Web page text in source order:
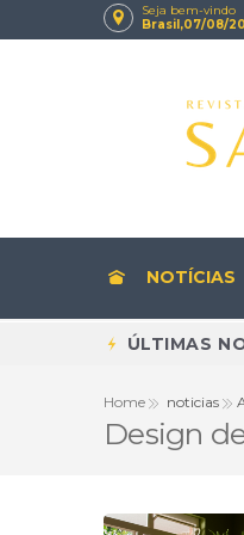
Seja bem-vindo
Brasil,07/08/
NOTÍCIAS
ÚLTIMAS
Home noticias
Design